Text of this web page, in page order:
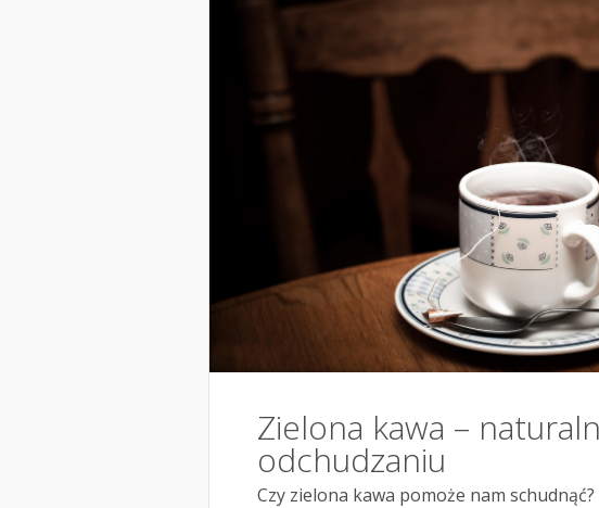
Zielona kawa –
odchudzaniu
Czy zielona kawa pomoże nam